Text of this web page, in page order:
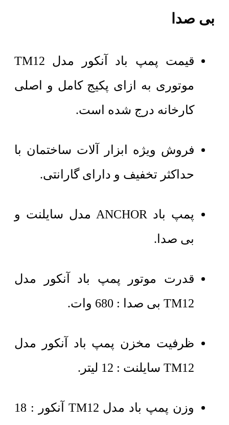
بی صدا
قیمت پمپ باد آنکور مدل TM12
موتوری به ازای پکیج کامل و اصلی
کارخانه درج شده است.
فروش ویژه ابزار آلات ساختمان با
حداکثر تخفیف و دارای گارانتی.
پمپ باد ANCHOR مدل سایلنت و
بی صدا.
قدرت موتور پمپ باد آنکور مدل
TM12 بی صدا : 680 وات.
ظرفیت مخزن پمپ باد آنکور مدل
TM12 سایلنت : 12 لیتر.
وزن پمپ باد مدل TM12 آنکور : 18